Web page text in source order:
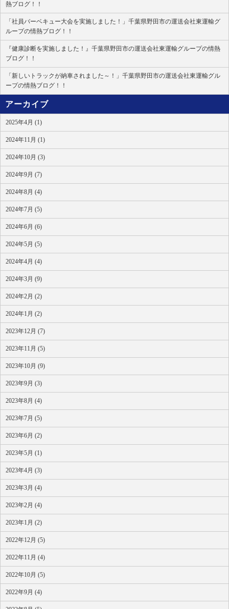
熱ブログ！！
「社員バーベキュー大会を実施しました！」千葉県野田市の運送会社東運輸グ
ループの情熱ブログ！！
『健康診断を実施しました！』千葉県野田市の運送会社東運輸グループの情熱
ブログ！！
「新しいトラックが納車されました～！」千葉県野田市の運送会社東運輸グル
ープの情熱ブログ！！
アーカイブ
2025年4月 (1)
2024年11月 (1)
2024年10月 (3)
2024年9月 (7)
2024年8月 (4)
2024年7月 (5)
2024年6月 (6)
2024年5月 (5)
2024年4月 (4)
2024年3月 (9)
2024年2月 (2)
2024年1月 (2)
2023年12月 (7)
2023年11月 (5)
2023年10月 (9)
2023年9月 (3)
2023年8月 (4)
2023年7月 (5)
2023年6月 (2)
2023年5月 (1)
2023年4月 (3)
2023年3月 (4)
2023年2月 (4)
2023年1月 (2)
2022年12月 (5)
2022年11月 (4)
2022年10月 (5)
2022年9月 (4)